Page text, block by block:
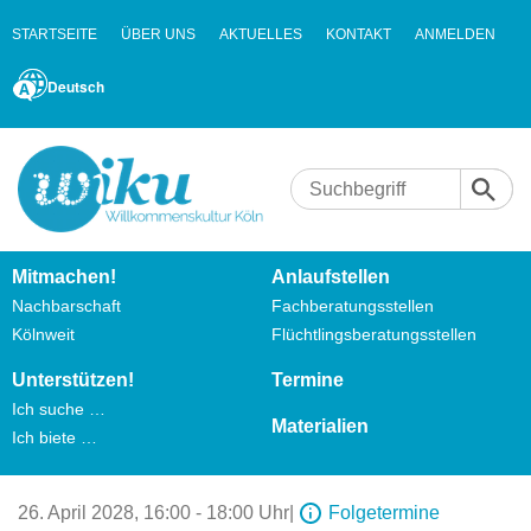
STARTSEITE ÜBER UNS AKTUELLES KONTAKT ANMELDEN
Deutsch
Mitmachen!
Nachbarschaft
Kölnweit
Anlaufstellen
Fachberatungsstellen
Flüchtlingsberatungsstellen
Unterstützen!
Ich suche …
Ich biete …
Termine
Materialien
26. April 2028, 16:00 - 18:00 Uhr Folgetermine